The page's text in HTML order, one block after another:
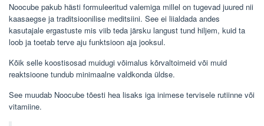
Noocube pakub hästi formuleeritud valemiga millel on tugevad juured nii
kaasaegse ja traditsioonilise meditsiini. See ei liialdada andes
kasutajale ergastuste mis viib teda järsku langust tund hiljem, kuid ta
loob ja toetab terve aju funktsioon aja jooksul.
Kõik selle koostisosad muidugi võimalus kõrvaltoimeid või muid
reaktsioone tundub minimaalne valdkonda üldse.
See muudab Noocube tõesti hea lisaks iga inimese tervisele rutiinne või
vitamiine.